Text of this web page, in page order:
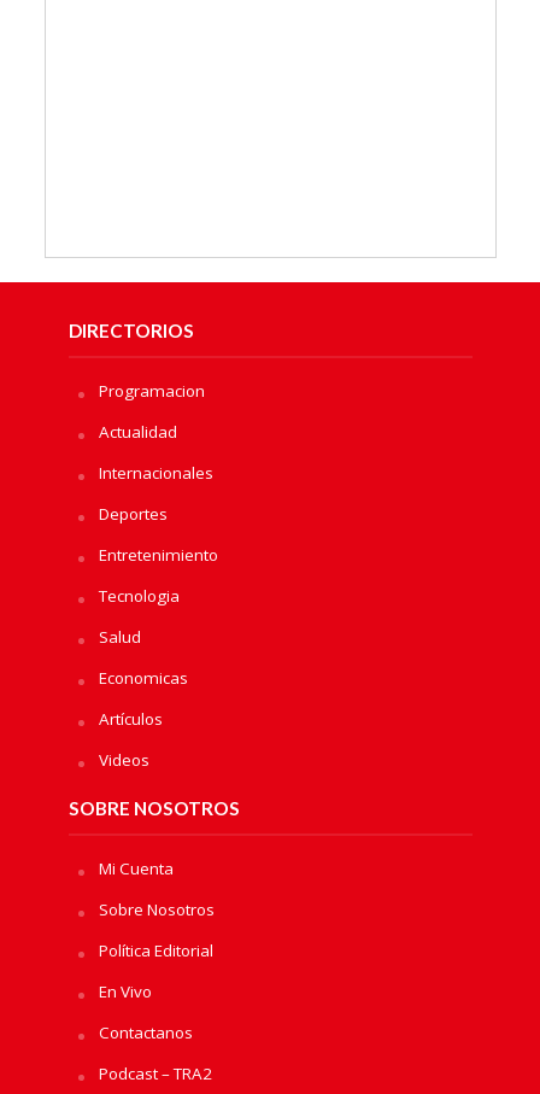
DIRECTORIOS
Programacion
Actualidad
Internacionales
Deportes
Entretenimiento
Tecnologia
Salud
Economicas
Artículos
Videos
SOBRE NOSOTROS
Mi Cuenta
Sobre Nosotros
Política Editorial
En Vivo
Contactanos
Podcast – TRA2